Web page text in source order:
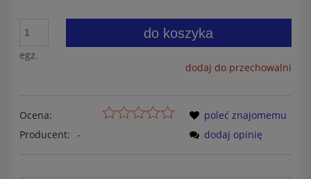
egz.
do koszyka
dodaj do przechowalni
Ocena:
Producent:
-
poleć znajomemu
dodaj opinię